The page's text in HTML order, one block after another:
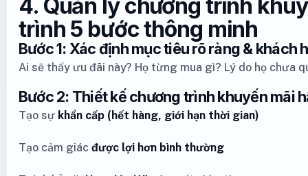
4. Quản lý chương trình
trình 5 bước thông minh
Bước 1: Xác định mục tiêu rõ ràng & khách
Ai sẽ thấy ưu đãi này? Họ từng mua gì? Lý do họ chưa
Bước 2: Thiết kế chương trình khuyến mãi
Tạo sự khẩn cấp (hết hàng, giới hạn thời gian)
Tạo cảm giác được lợi hơn bình thường